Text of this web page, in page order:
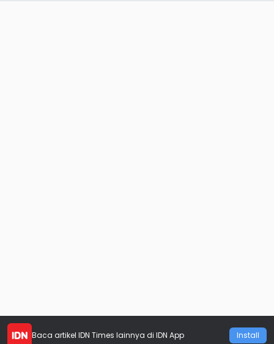
Baca artikel IDN Times lainnya di IDN App Install